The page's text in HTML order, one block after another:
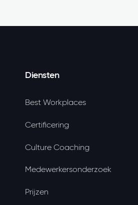
Diensten
Best Workplaces
Certificering
Culture Coaching
Medewerkersonderzoek
Prijzen